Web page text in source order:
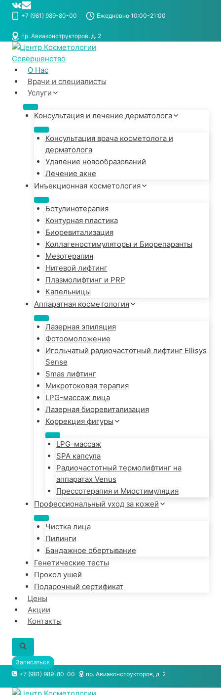
Перейти
+7 (981) 989-80-00 Ежедневно 10:00-21:00
пр. Авиаконструкторов, д. 2
О Нас
Врачи и специалисты
Услуги
Консультация и лечение дерматолога
Консультация врача косметолога и
дерматолога
Удаление новообразований
Лечение акне
Инъекционная косметология
Ботулинотерапия
Контурная пластика
Биоревитализация
Коллагеностимуляторы и Биорепаранты
Мезотерапия
Нитевой лифтинг
Плазмолифтинг и PRP
Капельницы
Аппаратная косметология
Лазерная эпиляция
Фотоомоложение
Игольчатый радиочастотный лифтинг Ellisys
Sense
Smas лифтинг
Микротоковая терапия
LPG-массаж лица
Лазерная биоревитализация
Коррекция фигуры
LPG-массаж
SPA капсула
Радиочастотный термолифтинг на
аппаратах Venus
Прессотерапия и Миостимуляция
Профессиональный уход за кожей
Чистка лица
Пилинги
Бандажное обертывание
Генетические тесты
Прокол ушей
Подарочный сертификат
Цены
Акции
Контакты
Записаться
+7 (981) 989-80-00
пр. Авиаконструкторов, д. 2